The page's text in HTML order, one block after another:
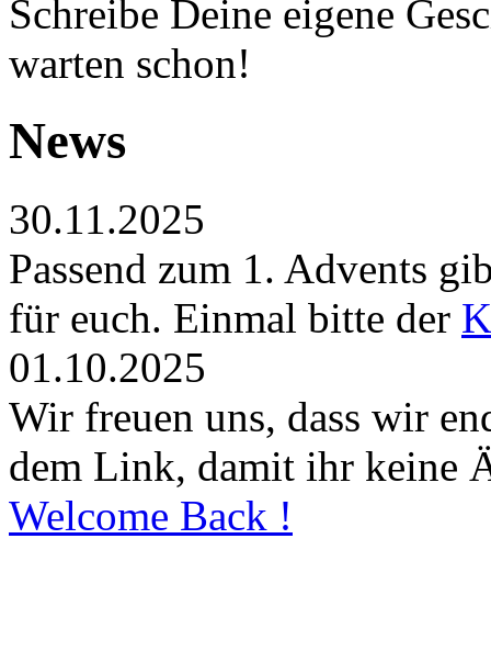
Schreibe Deine eigene
warten schon!
News
30.11.2025
Passend zum 1. Advents
für euch. Einmal bitte der
01.10.2025
Wir freuen uns, dass wir
dem Link, damit ihr keine
Welcome Back !